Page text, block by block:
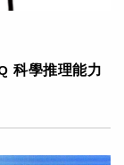
科學推理能力